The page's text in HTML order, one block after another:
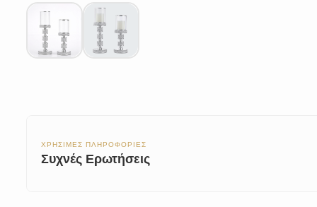
ΧΡΗΣΙΜΕΣ ΠΛΗΡΟΦΟΡΙΕΣ
Συχνές Ερωτήσεις